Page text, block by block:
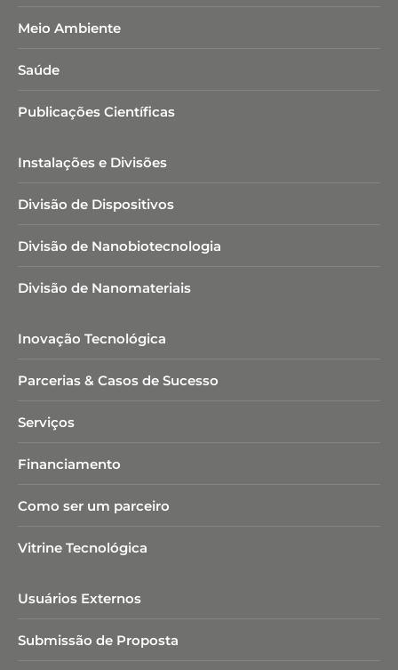
Meio Ambiente
Saúde
Publicações Científicas
Instalações e Divisões
Divisão de Dispositivos
Divisão de Nanobiotecnologia​
Divisão de Nanomateriais
Inovação Tecnológica
Parcerias & Casos de Sucesso
Serviços
Financiamento
Como ser um parceiro
Vitrine Tecnológica
Usuários Externos
Submissão de Proposta